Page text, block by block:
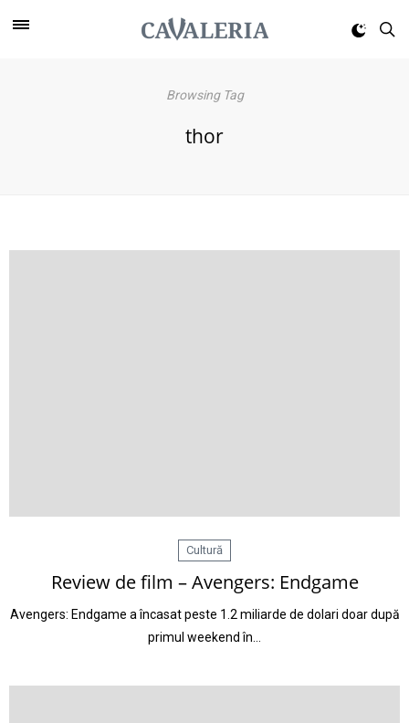
Browsing Tag
thor
Cultură
Review de film – Avengers: Endgame
Avengers: Endgame a încasat peste 1.2 miliarde de dolari doar după
primul weekend în…